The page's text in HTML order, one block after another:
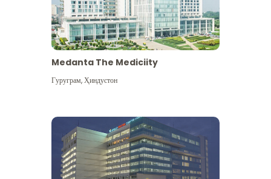
Medanta The Mediciity
Гуруграм,Ҳиндустон